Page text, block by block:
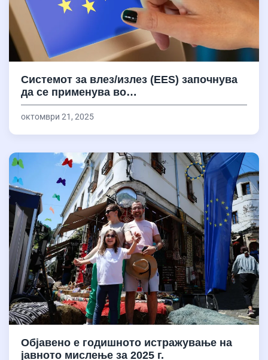
Системот за влез/излез (EES) започнува
да се применува во…
октомври 21, 2025
Објавено е годишното истражување на
јавното мислење за 2025 г.